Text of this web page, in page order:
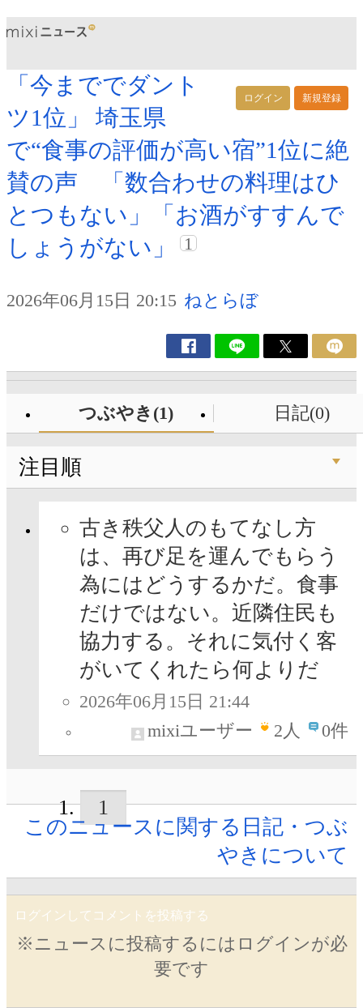
ログイン 新規登録
「今まででダント
ツ1位」 埼玉県
で“食事の評価が高い宿”1位に絶
賛の声 「数合わせの料理はひ
とつもない」「お酒がすすんで
しょうがない」
1
2026年06月15日 20:15 ねとらぼ
つぶやき(1) 日記(0)
注目順
古き秩父人のもてなし方
は、再び足を運んでもらう
為にはどうするかだ。食事
だけではない。近隣住民も
協力する。それに気付く客
がいてくれたら何よりだ
2026年06月15日 21:44
mixiユーザー
2人 0件
1
このニュースに関する日記・つぶ
やきについて
ログインしてコメントを投稿する
※ニュースに投稿するにはログインが必
要です